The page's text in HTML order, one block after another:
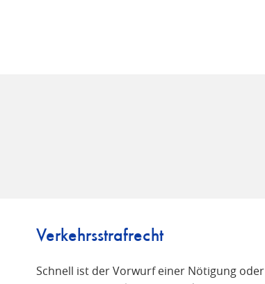
Verkehrsstrafrecht
Schnell ist der Vorwurf einer Nötigung oder